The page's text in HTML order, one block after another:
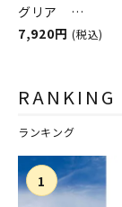
グリア
7,920円 (税込)
RANKING
ランキング